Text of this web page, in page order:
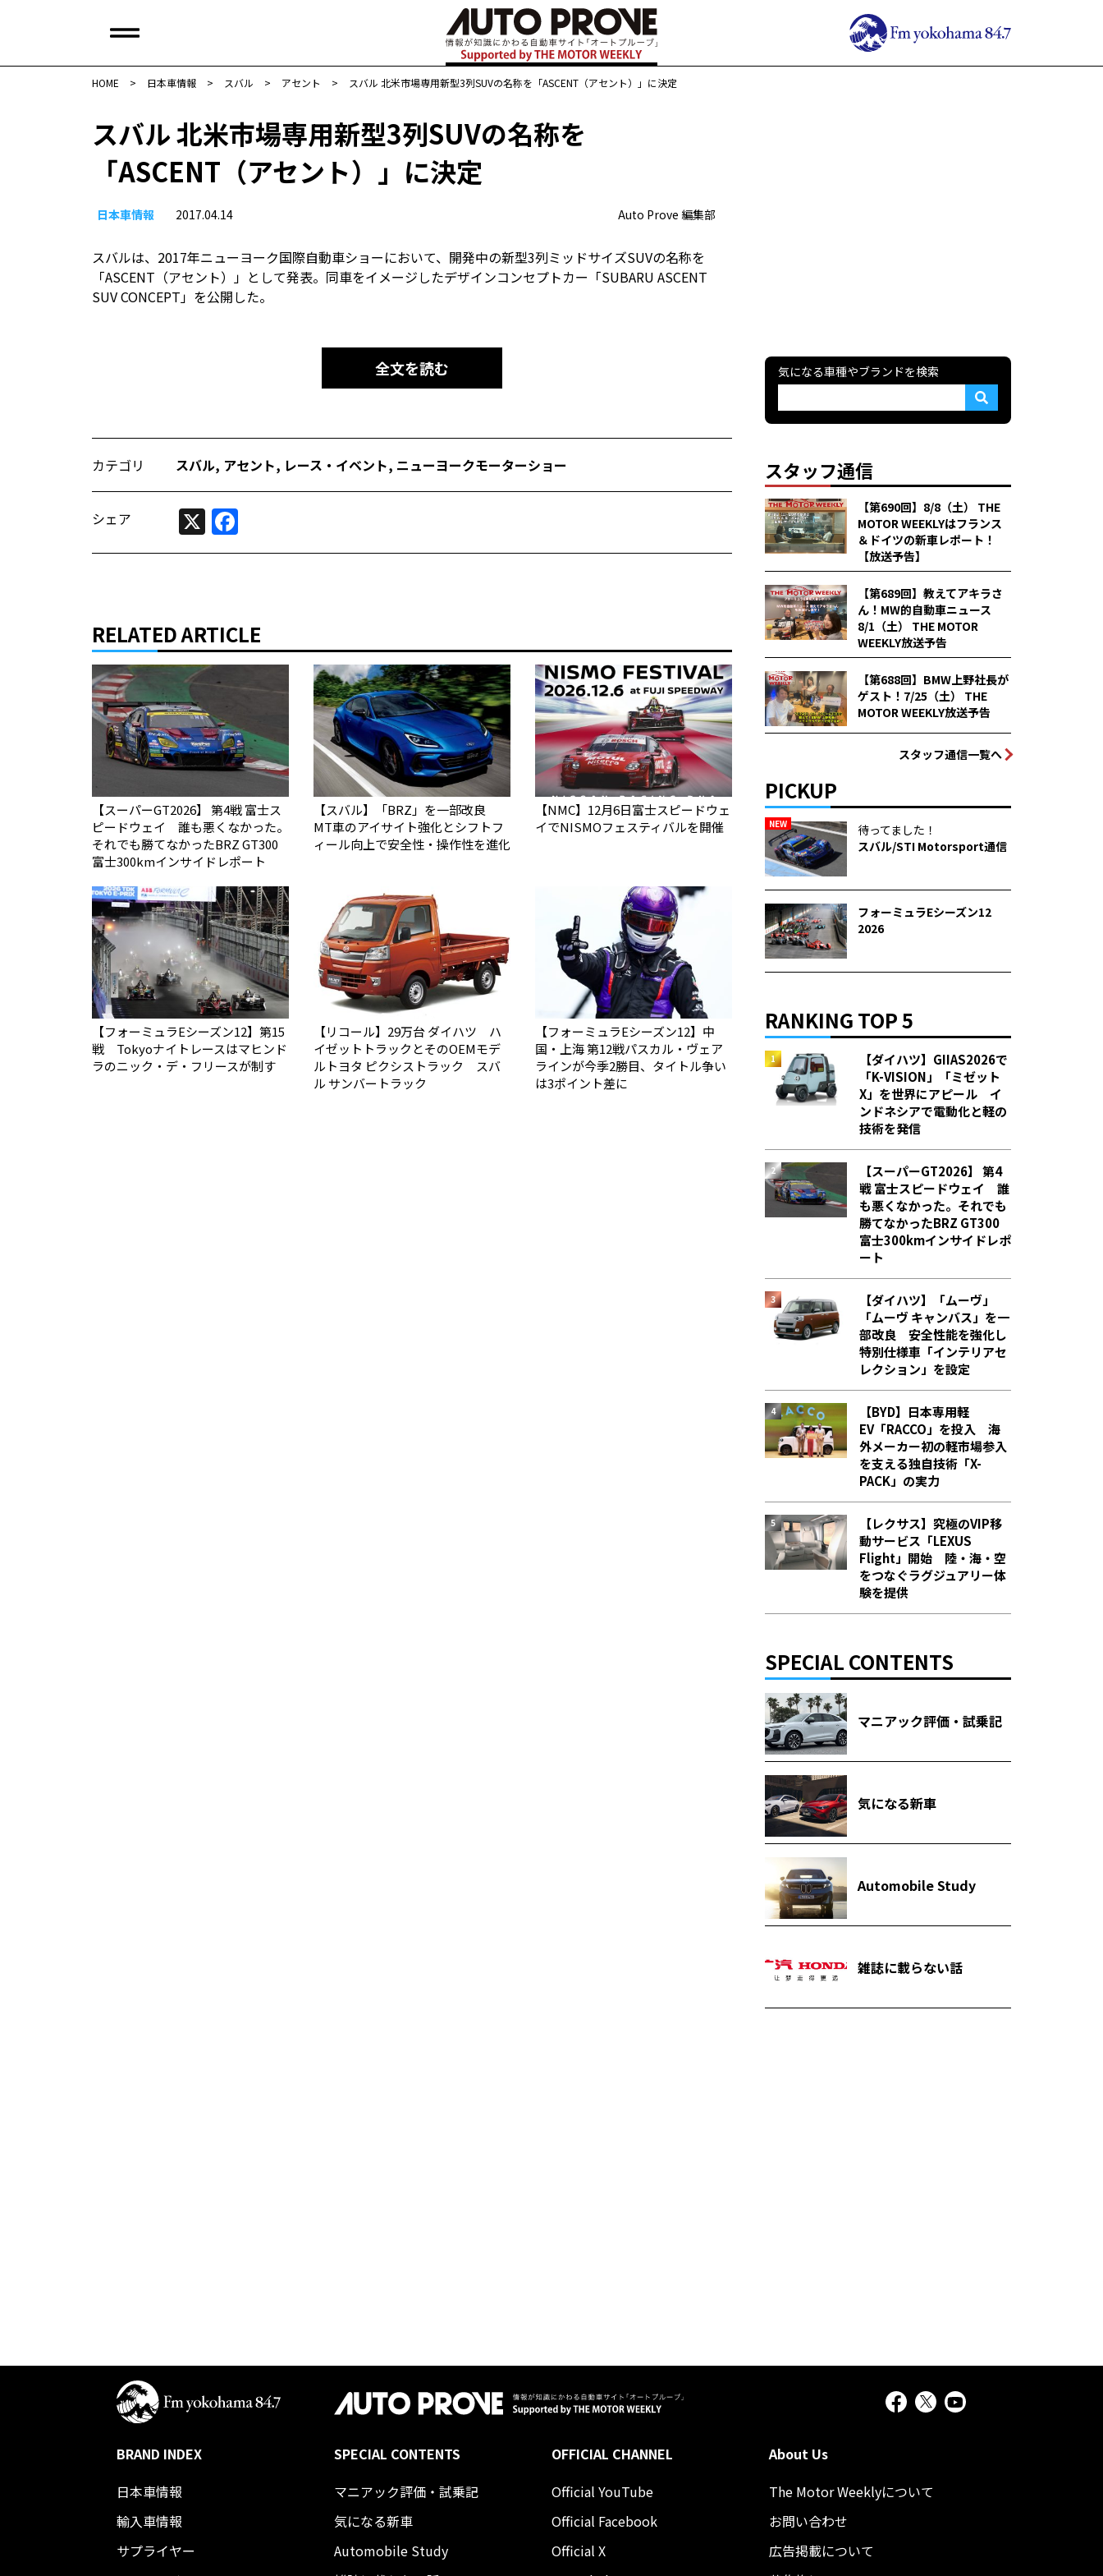
HOME > 日本車情報​ > スバル > アセント > スバル 北米市場専用新型3列SUVの名称を「ASCENT（アセント）」に決定
スバル 北米市場専用新型3列SUVの名称を
「ASCENT（アセント）」に決定
日本車情報​ 2017.04.14 Auto Prove 編集部
スバルは、2017年ニューヨーク国際自動車ショーにおいて、開発中の新型3列ミッドサイズSUVの名称を
「ASCENT（アセント）」として発表。同車をイメージしたデザインコンセプトカー「SUBARU ASCENT
SUV CONCEPT」を公開した。
全文を読む
カテゴリ スバル, アセント, レース・イベント, ニューヨークモーターショー
シェア X
RELATED ARTICLE
【スーパーGT2026】 第4戦 富士ス
ピードウェイ 誰も悪くなかった。
それでも勝てなかった――BRZ GT300
富士300kmインサイドレポート
【スバル】「BRZ」を一部改良
MT車のアイサイト強化とシフトフ
ィール向上で安全性・操作性を進化
【NMC】12月6日富士スピードウェ
イでNISMOフェスティバルを開催
【フォーミュラEシーズン12】第15
戦 Tokyoナイトレースはマヒンド
ラのニック・デ・フリースが制す
【リコール】29万台 ダイハツ ハ
イゼットトラックとそのOEMモデ
ルトヨタ ピクシストラック スバ
ル サンバートラック
【フォーミュラEシーズン12】中
国・上海 第12戦パスカル・ヴェア
ラインが今季2勝目、タイトル争い
は3ポイント差に
気になる車種やブランドを検索
スタッフ通信
【第690回】8/8（土） THE
MOTOR WEEKLYはフランス
＆ドイツの新車レポート！
【放送予告】
【第689回】教えてアキラさ
ん！MW的自動車ニュース
8/1（土） THE MOTOR
WEEKLY放送予告
【第688回】BMW上野社長が
ゲスト！7/25（土） THE
MOTOR WEEKLY放送予告
スタッフ通信一覧へ
PICKUP
NEW
待ってました！
スバル/STI Motorsport通信
フォーミュラEシーズン12
2026
RANKING TOP 5
【ダイハツ】GIIAS2026で
「K-VISION」「ミゼット
X」を世界にアピール イ
ンドネシアで電動化と軽の
技術を発信
【スーパーGT2026】 第4
戦 富士スピードウェイ 誰
も悪くなかった。それでも
勝てなかった――BRZ GT300
富士300kmインサイドレポ
ート
【ダイハツ】「ムーヴ」
「ムーヴ キャンバス」を一
部改良 安全性能を強化し
特別仕様車「インテリアセ
レクション」を設定
【BYD】日本専用軽
EV「RACCO」を投入 海
外メーカー初の軽市場参入
を支える独自技術「X-
PACK」の実力
【レクサス】究極のVIP移
動サービス「LEXUS
Flight」開始 陸・海・空
をつなぐラグジュアリー体
験を提供
SPECIAL CONTENTS
マニアック評価・試乗記
気になる新車
Automobile Study
雑誌に載らない話
BRAND INDEX
日本車情報​
輸入車情報
サプライヤー
SPECIAL CONTENTS
マニアック評価・試乗記
気になる新車
Automobile Study
OFFICIAL CHANNEL
Official YouTube
Official Facebook
Official X
About Us
The Motor Weeklyについて
お問い合わせ
広告掲載について